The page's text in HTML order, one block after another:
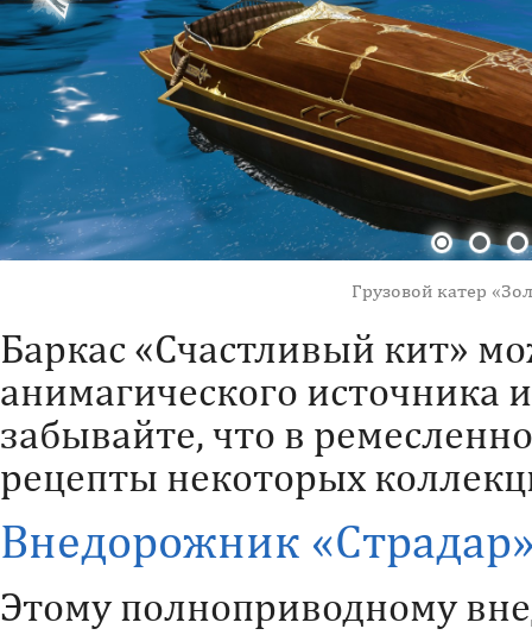
Грузовой катер
Баркас «Счастливый кит»
анимагического источника
забывайте, что в
рецепты некоторых
Внедорожник
Этому полноприводному